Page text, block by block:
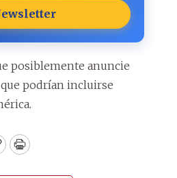
posiblemente anuncie
podrían incluirse
Print